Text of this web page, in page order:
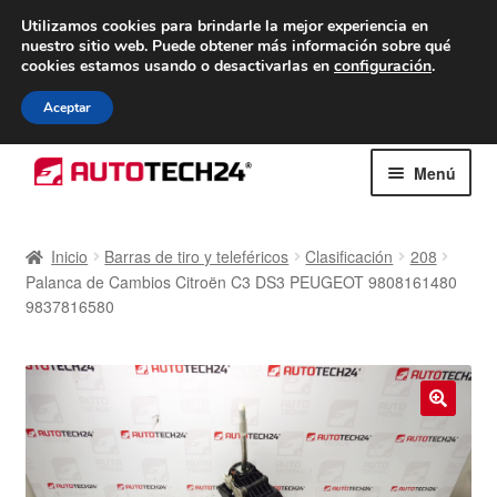
ENTREGA desde 7 EUR
De lunes a viernes de 9 a. m. a 4 p. m.
navegación
al
Menú
Caja registradora
Inicio Barras de tiro y teleféricos Clasificación
208
Palanca de Cambios Citroën C3 DS3 PEUGEOT 9808161480
9837816580
🔍
Utilizamos cookies para brindarle la mejor experiencia en
nuestro sitio web. Puede obtener más información sobre qué
cookies estamos usando o desactivarlas en configuración.
Aceptar